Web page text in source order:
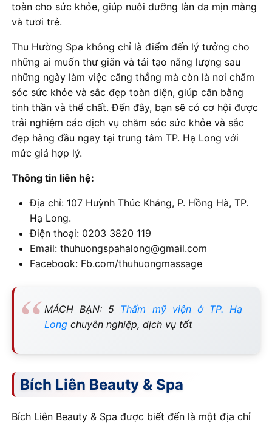
toàn cho sức khỏe, giúp nuôi dưỡng làn da mịn màng
và tươi trẻ.
Thu Hường Spa không chỉ là điểm đến lý tưởng cho
những ai muốn thư giãn và tái tạo năng lượng sau
những ngày làm việc căng thẳng mà còn là nơi chăm
sóc sức khỏe và sắc đẹp toàn diện, giúp cân bằng
tinh thần và thể chất. Đến đây, bạn sẽ có cơ hội được
trải nghiệm các dịch vụ chăm sóc sức khỏe và sắc
đẹp hàng đầu ngay tại trung tâm TP. Hạ Long với
mức giá hợp lý.
Thông tin liên hệ:
Địa chỉ: 107 Huỳnh Thúc Kháng, P. Hồng Hà, TP.
Hạ Long.
Điện thoại: 0203 3820 119
Email: thuhuongspahalong@gmail.com
Facebook: Fb.com/thuhuongmassage
MÁCH BẠN: 5 Thẩm mỹ viện ở TP. Hạ
Long chuyên nghiệp, dịch vụ tốt
Bích Liên Beauty & Spa
Bích Liên Beauty & Spa được biết đến là một địa chỉ